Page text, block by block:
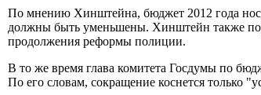
По мнению Хинштейна, бюджет 2012 года
должны быть уменьшены. Хинштейн также
продолжения реформы полиции.
В то же время глава комитета Госдумы по
По его словам, сокращение коснется только